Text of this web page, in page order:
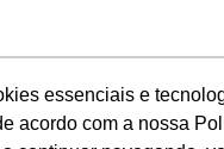
essenciais e
acordo com a nossa